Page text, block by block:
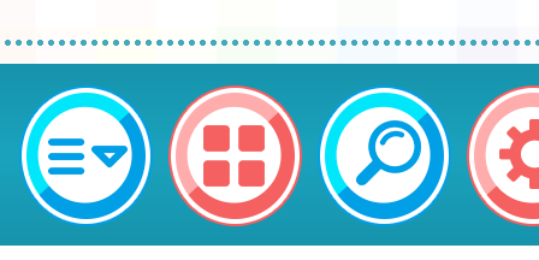
轉知~-桃園市平鎮區新勢國民小學